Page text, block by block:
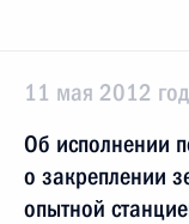
11 мая 2012
Об исполнении
о закреплении
опытной